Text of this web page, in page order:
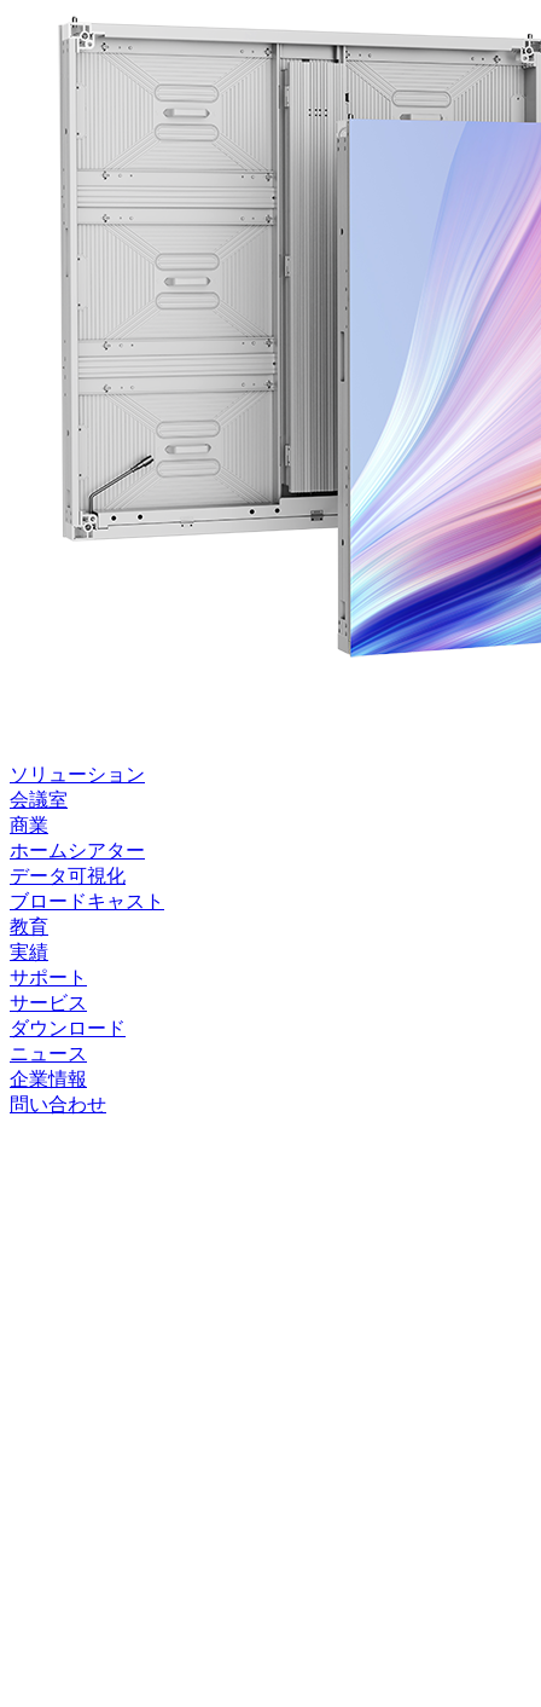
ソリューション
会議室
商業
ホームシアター
データ可視化
ブロードキャスト
教育
実績
サポート
サービス
ダウンロード
ニュース
企業情報
問い合わせ